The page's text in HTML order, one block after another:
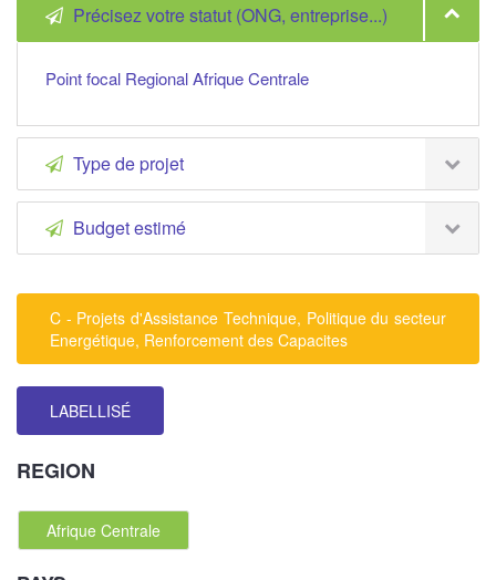
Précisez votre statut (ONG, entreprise...)
Point focal Regional Afrique Centrale
Type de projet
Budget estimé
C - Projets d'Assistance Technique, Politique du secteur
Energétique, Renforcement des Capacites
LABELLISÉ
REGION
Afrique Centrale